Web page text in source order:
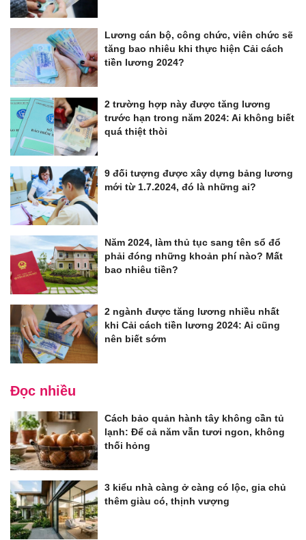
Lương cán bộ, công chức, viên chức sẽ
tăng bao nhiêu khi thực hiện Cải cách
tiền lương 2024?
2 trường hợp này được tăng lương
trước hạn trong năm 2024: Ai không biết
quá thiệt thòi
9 đối tượng được xây dựng bảng lương
mới từ 1.7.2024, đó là những ai?
Năm 2024, làm thủ tục sang tên sổ đổ
phải đóng những khoản phí nào? Mất
bao nhiêu tiền?
2 ngành được tăng lương nhiều nhất
khi Cải cách tiền lương 2024: Ai cũng
nên biết sớm
Đọc nhiều
Cách bảo quản hành tây không cần tủ
lạnh: Để cả năm vẫn tươi ngon, không
thối hỏng
3 kiểu nhà càng ở càng có lộc, gia chủ
thêm giàu có, thịnh vượng